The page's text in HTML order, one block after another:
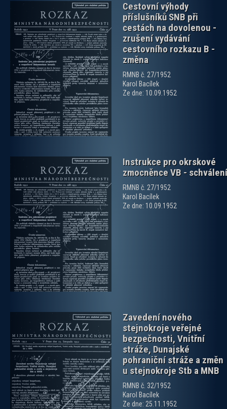
Cestovní výhody
příslušníků SNB při
cestách na dovolenou -
zrušení vydávání
cestovního rozkazu B -
změna
RMNB č. 27/1952
Karol Bacílek
Ze dne: 10.09.1952
Instrukce pro okrskové
zmocněnce VB - schválení
RMNB č. 27/1952
Karol Bacílek
Ze dne: 10.09.1952
zobrazit PDF dokument
Zavedení nového
stejnokroje veřejné
bezpečnosti, Vnitřní
stráže, Dunajské
pohraniční stráže a změn
u stejnokroje Stb a MNB
RMNB č. 32/1952
Karol Bacílek
Ze dne: 25.11.1952
zobrazit PDF dokument
zobrazit PDF dokument